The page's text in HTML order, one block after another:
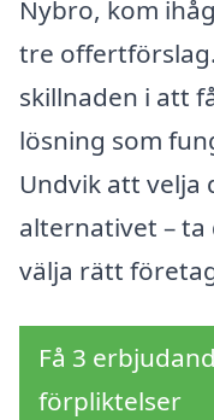
Nybro, kom
tre
skillnaden i att
lösning som
Undvik att velja
alternativet –
välja rätt
Få 3
förpliktelser